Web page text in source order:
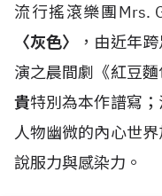
流行搖滾樂團Mrs.
〈灰色〉
，由近年
演之晨間劇《紅豆
貴特別為本作譜寫
人物幽微的內心世
說服力與感染力。